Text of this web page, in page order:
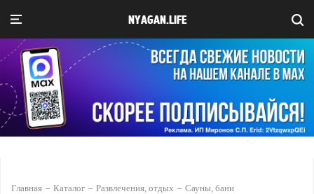
NYAGAN.LIFE
Главная Каталог Развлечения, отдых Сауны, бани